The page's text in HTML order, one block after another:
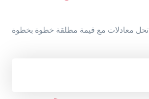
تحل معادلات مع قيمة مطلقة خطوة بخطوة